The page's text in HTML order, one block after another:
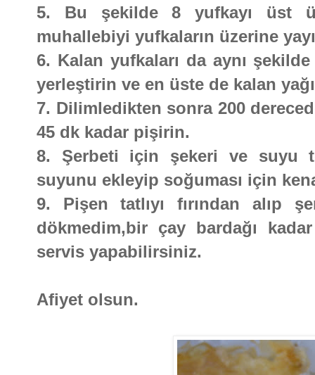
5. Bu şekilde 8 yufkayı üst
muhallebiyi yufkaların üzerine
6. Kalan yufkaları da aynı
yerleştirin ve en üste de kalan
7. Dilimledikten sonra 200
45 dk kadar pişirin.
8. Şerbeti için şekeri ve suyu
suyunu ekleyip soğuması için
9. Pişen tatlıyı fırından alıp
dökmedim,bir çay bardağı
servis yapabilirsiniz.
Afiyet olsun.